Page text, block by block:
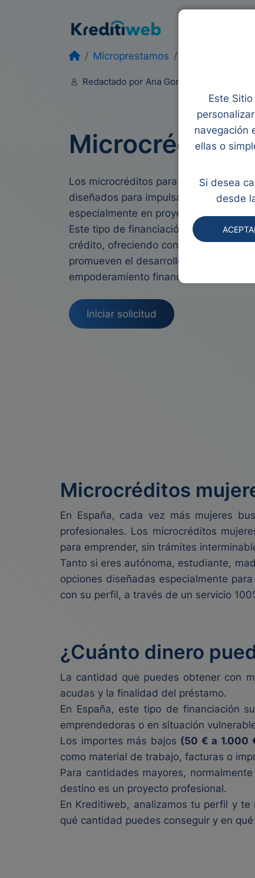
Este
navegación
ellas o
Si desea
desde
Microprestamos
Redactado por Ana Gonzalez
Microcréditos
Los microcréditos para mujeres son
diseñados para impulsar la
especialmente en proyectos
Este tipo de financiación busca
crédito, ofreciendo condiciones
promueven el desarrollo económico
empoderamiento financiero de las
Iniciar solicitud
Microcréditos
En España, cada vez más mujeres
profesionales. Los microcréditos
para emprender, sin trámites
Tanto si eres autónoma, estudiante,
opciones diseñadas especialmente
con su perfil, a través de un servicio
¿Cuánto dinero
La cantidad que puedes obtener con
acudas y la finalidad del préstamo.
En España, este tipo de financiación
emprendedoras o en situación
Los importes más bajos (50 € a 1.000
como material de trabajo, facturas o
Para cantidades mayores,
destino es un proyecto profesional.
En Kreditiweb, analizamos tu perfil y
qué cantidad puedes conseguir y en